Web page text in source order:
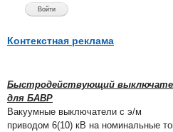
Контекстная реклама
Быстродействующий
для БАВР
Вакуумные выключатели с э/м
приводом 6(10) кВ на номинальные